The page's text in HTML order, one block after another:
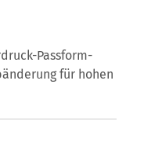
Passform-
für hohen